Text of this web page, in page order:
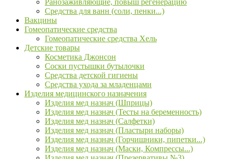
Ранозаживляющие, повыш регенерацию
Средства для ванн (соли, пенки...)
Вакцины
Гомеопатические средства
Гомеопатические средства Хель
Детские товары
Косметика Джонсон
Соски пустышки бутылочки
Средства детской гигиены
Средства ухода за младенцами
Изделия медицинского назначения
Изделия мед назнач (Шприцы)
Изделия мед назнач (Тесты на беременность)
Изделия мед назнач (Салфетки)
Изделия мед назнач (Пластыри наборы)
Изделия мед назнач (Горчишники, пипетки...)
Изделия мед назнач (Маски, Компрессы...)